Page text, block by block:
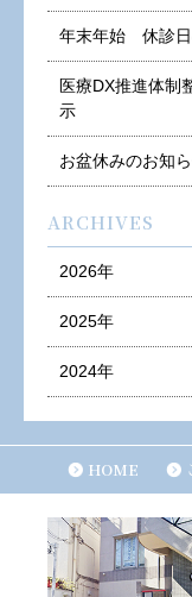
年末年始 休診日
医療DX推進体制
示
お盆休みのお知
ARCHIVES
2026年
2025年
2024年
HOME